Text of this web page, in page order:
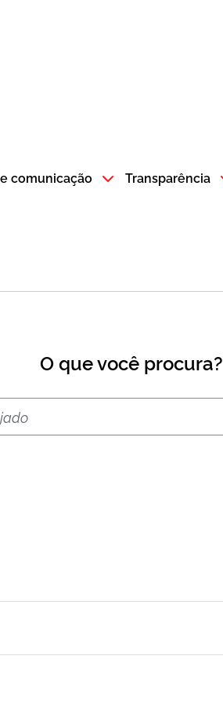
GOV BR direciona para a página inicial
comunicação Transparência
O que você procura?